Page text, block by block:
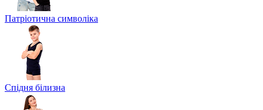
Патріотична символіка
Спідня білизна